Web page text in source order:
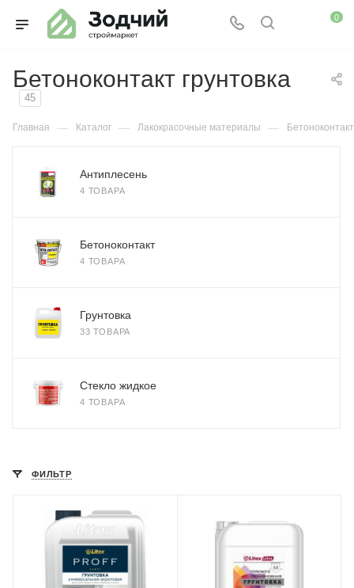
0
Бетоноконтакт грунтовка
45
Главная — Каталог — Лакокрасочные материалы —
Антиплесень
4 ТОВАРА
Бетоноконтакт
4 ТОВАРА
Грунтовка
33 ТОВАРА
Стекло жидкое
4 ТОВАРА
ФИЛЬТР